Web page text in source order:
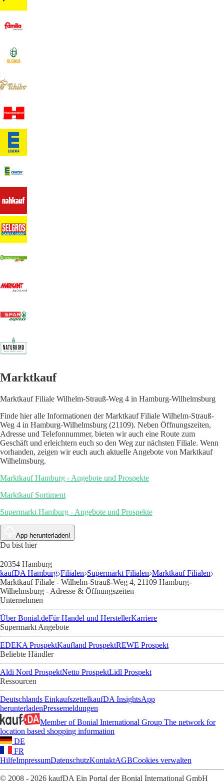
Marktkauf
Marktkauf Filiale Wilhelm-Strauß-Weg 4 in Hamburg-Wilhelmsburg
Finde hier alle Informationen der Marktkauf Filiale Wilhelm-Strauß-
Weg 4 in Hamburg-Wilhelmsburg (21109). Neben Öffnungszeiten,
Adresse und Telefonnummer, bieten wir auch eine Route zum
Geschäft und erleichtern euch so den Weg zur nächsten Filiale. Wenn
vorhanden, zeigen wir euch auch aktuelle Angebote von Marktkauf
Wilhelmsburg.
Marktkauf Hamburg - Angebote und Prospekte
Marktkauf Sortiment
Supermarkt Hamburg - Angebote und Prospekte
App herunterladen!
Du bist hier
20354 Hamburg
kaufDA Hamburg Filialen Supermarkt Filialen Marktkauf Filialen
Marktkauf Filiale - Wilhelm-Strauß-Weg 4, 21109 Hamburg-
Wilhelmsburg - Adresse & Öffnungszeiten
Unternehmen
Über Bonial.deFür Handel und HerstellerKarriere
Supermarkt Angebote
EDEKA ProspektKaufland ProspektREWE Prospekt
Beliebte Händler
Aldi Nord ProspektNetto ProspektLidl Prospekt
Ressourcen
Deutschlands EinkaufszettelkaufDA InsightsApp
herunterladenPressemeldungen
Member of Bonial International Group The network for
location based shopping information
DE
FR
HilfeImpressumDatenschutzKontaktAGBCookies verwalten
© 2008 - 2026 kaufDA Ein Portal der Bonial International GmbH